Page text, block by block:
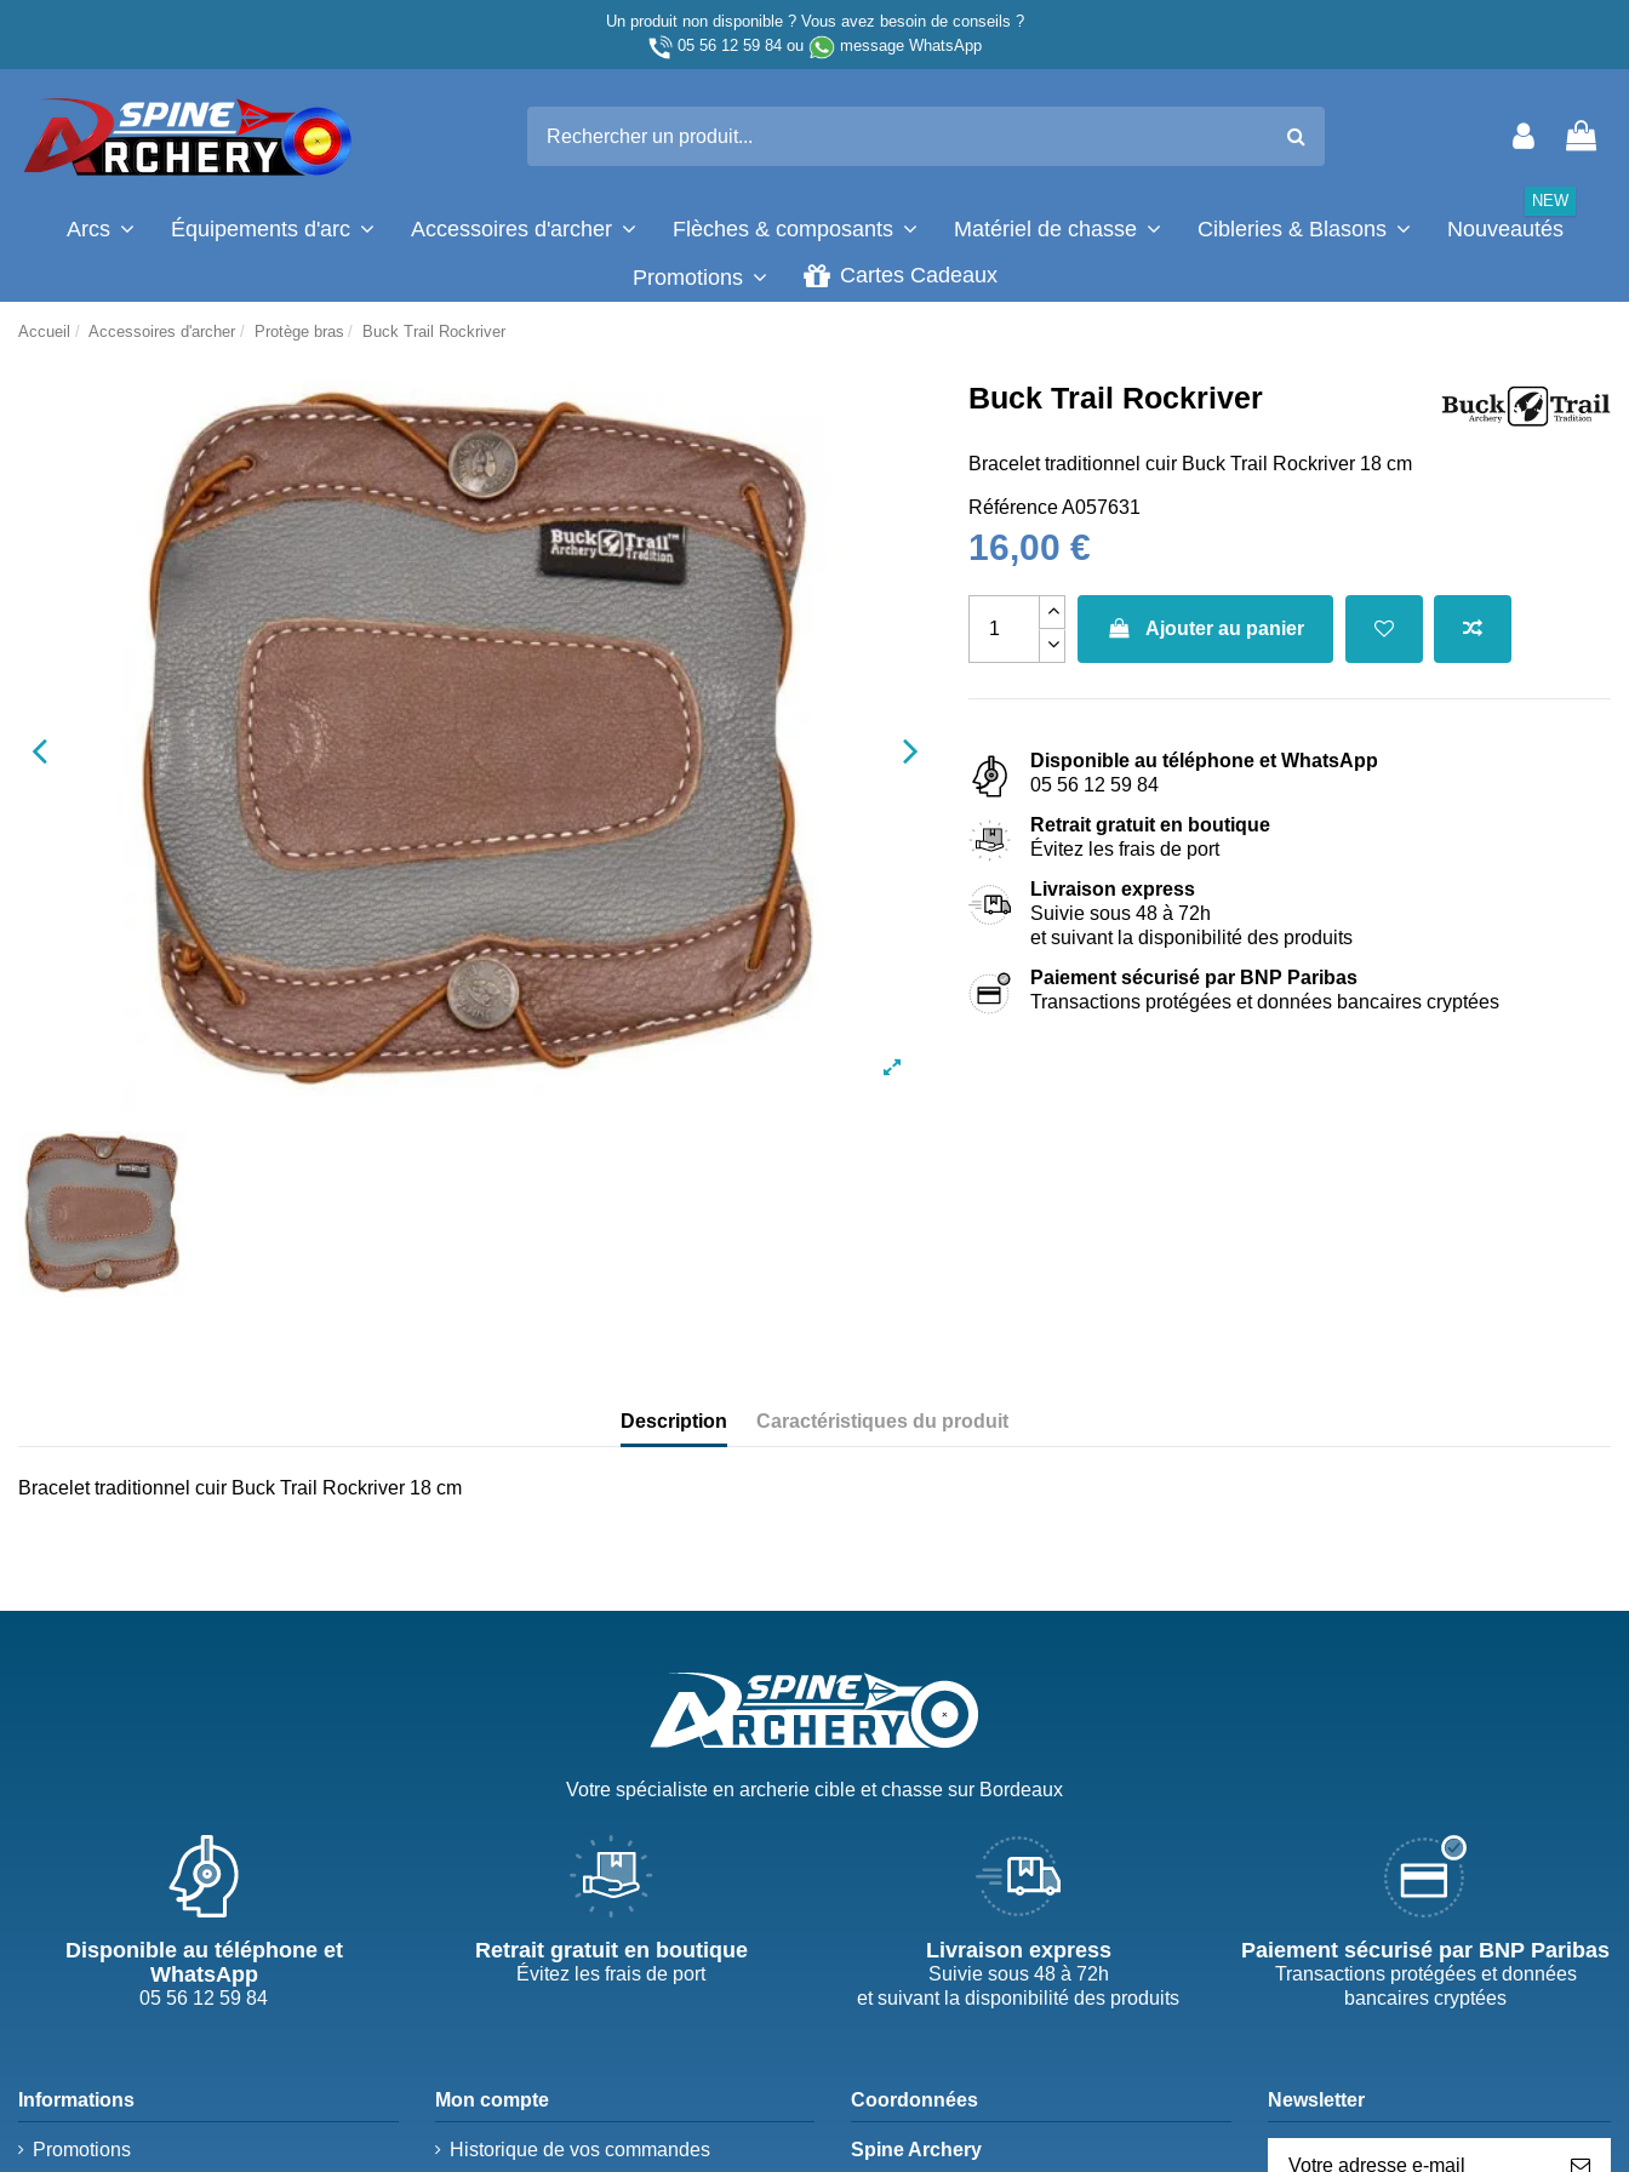
Un produit non disponible ? Vous avez besoin de conseils ?
05 56 12 59 84ou message WhatsApp
Arcs Équipements d'arc Accessoires d'archer Flèches & composants Matériel de chasse Cibleries & Blasons Nouveautés
NEW
Promotions Cartes Cadeaux
Accueil Accessoires d'archer Protège bras Buck Trail Rockriver
Buck Trail Rockriver
Bracelet traditionnel cuir Buck Trail Rockriver 18 cm
RéférenceA057631
16,00 €
Ajouter au panier
Disponible au téléphone et WhatsApp
05 56 12 59 84
Retrait gratuit en boutique
Évitez les frais de port
Livraison express
Suivie sous 48 à 72h
et suivant la disponibilité des produits
Paiement sécurisé par BNP Paribas
Transactions protégées et données bancaires cryptées
Description Caractéristiques du produit
Bracelet traditionnel cuir Buck Trail Rockriver 18 cm
Votre spécialiste en archerie cible et chasse sur Bordeaux
Disponible au téléphone et
WhatsApp
05 56 12 59 84
Retrait gratuit en boutique
Évitez les frais de port
Livraison express
Suivie sous 48 à 72h
et suivant la disponibilité des produits
Paiement sécurisé par BNP Paribas
Transactions protégées et données
bancaires cryptées
Informations
Promotions
Mon compte
Historique de vos commandes
Coordonnées
Spine Archery
Newsletter